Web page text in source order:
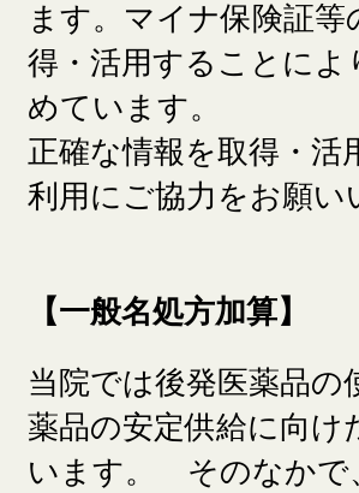
ます。マイナ保険証
得・活用することに
めています。
正確な情報を取得・
利用にご協力をお願い
【一般名処方加算】
当院では後発医薬品
薬品の安定供給に向
います。 そのなかで